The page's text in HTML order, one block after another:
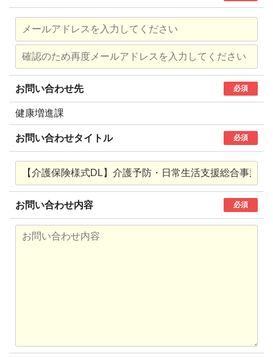
お問い合わせ先 必須
健康増進課
お問い合わせタイトル 必須
お問い合わせ内容 必須